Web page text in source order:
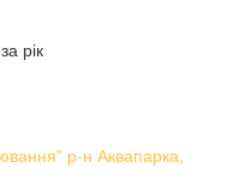
рік
р-н Аквапарка,